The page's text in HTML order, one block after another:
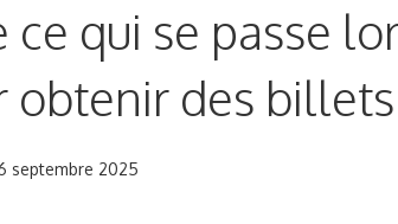
qui se passe
des
septembre 2025